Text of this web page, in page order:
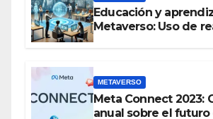
Educación y
Metaverso: Uso de
METAVERSO
Meta Connect 2023:
anual sobre el futuro